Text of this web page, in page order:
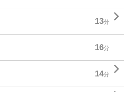
13分 
16分
14分 